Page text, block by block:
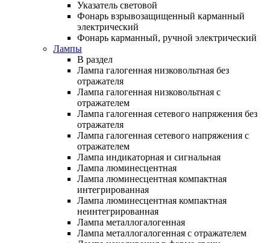
Указатель световой
Фонарь взрывозащищенный карманный
электрический
Фонарь карманный, ручной электрический
Лампы
В раздел
Лампа галогенная низковольтная без
отражателя
Лампа галогенная низковольтная с
отражателем
Лампа галогенная сетевого напряжения без
отражателя
Лампа галогенная сетевого напряжения с
отражателем
Лампа индикаторная и сигнальная
Лампа люминесцентная
Лампа люминесцентная компактная
интегрированная
Лампа люминесцентная компактная
неинтегрированная
Лампа металлогалогенная
Лампа металлогалогенная с отражателем